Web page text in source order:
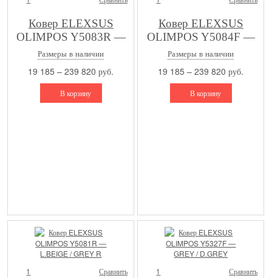
Ковер ELEXSUS
OLIMPOS Y5083R —
L.BEIGE / EARTH
Размеры в наличии
19 185 – 239 820 руб.
В корзину
Ковер ELEXSUS
OLIMPOS Y5084F —
GREY / GREY
Размеры в наличии
19 185 – 239 820 руб.
В корзину
1 Сравнить 1 Сравнить